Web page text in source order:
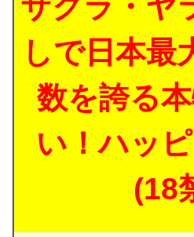
サクラ・ヤ
しで日本最
数を誇る
い！ハッ
(18